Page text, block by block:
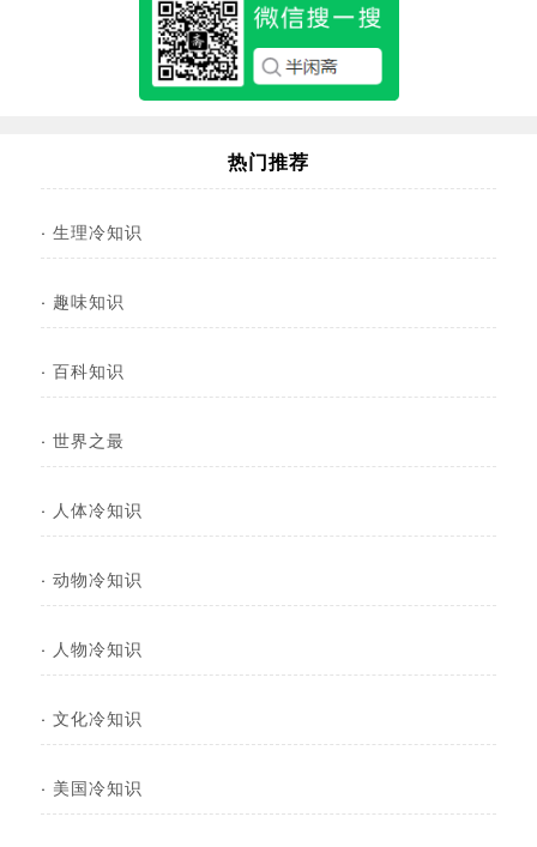
热门推荐
· 生理冷知识
· 趣味知识
· 百科知识
· 世界之最
· 人体冷知识
· 动物冷知识
· 人物冷知识
· 文化冷知识
· 美国冷知识